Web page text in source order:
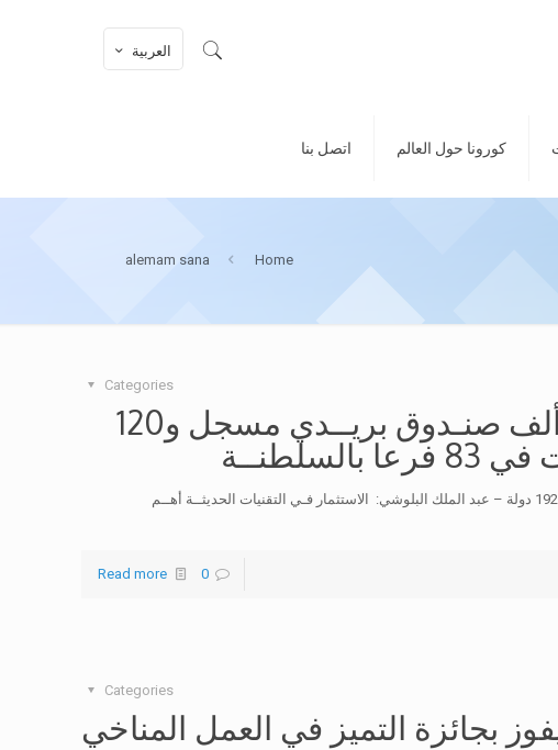
كورونا حول العالم اتصل بنا
العربية
Home
alemam sana
Categories
بريد عُمان: أكـثـر من 74 ألف صنـدوق بريــدي مسجل و120
استقبال وإرسال البريد العادي والعاجل والطرود من وإلى 192 دولة – عبد الملك البلوشي: الاستثمار فـي التقنيات الحديثــة أهــم
0
Read more
Categories
بجائزة التميز في العمل المناخي